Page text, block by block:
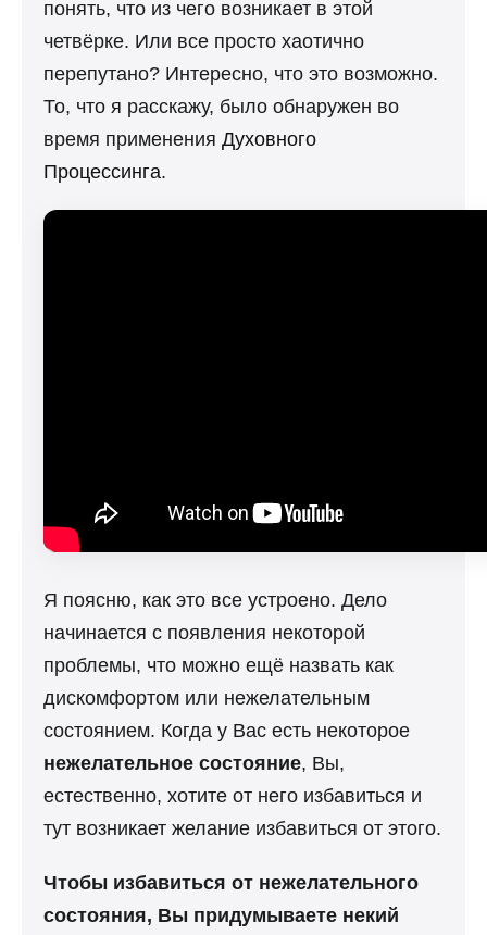
понять, что из чего возникает в этой
четвёрке. Или все просто хаотично
перепутано? Интересно, что это возможно.
То, что я расскажу, было обнаружен во
время применения Духовного
Процессинга.
Я поясню, как это все устроено. Дело
начинается с появления некоторой
проблемы, что можно ещё назвать как
дискомфортом или нежелательным
состоянием. Когда у Вас есть некоторое
нежелательное состояние, Вы,
естественно, хотите от него избавиться и
тут возникает желание избавиться от этого.
Чтобы избавиться от нежелательного
состояния, Вы придумываете некий